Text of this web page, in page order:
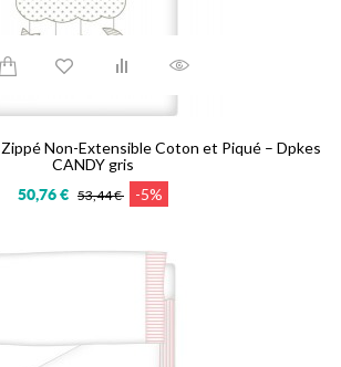
Non-Extensible Coton et Piqué – Dpkes
CANDY gris
50,76 € 53,44 € -5%